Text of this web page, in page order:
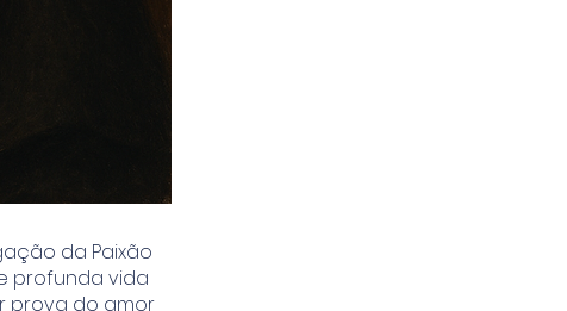
da Paixão
profunda vida
prova do amor